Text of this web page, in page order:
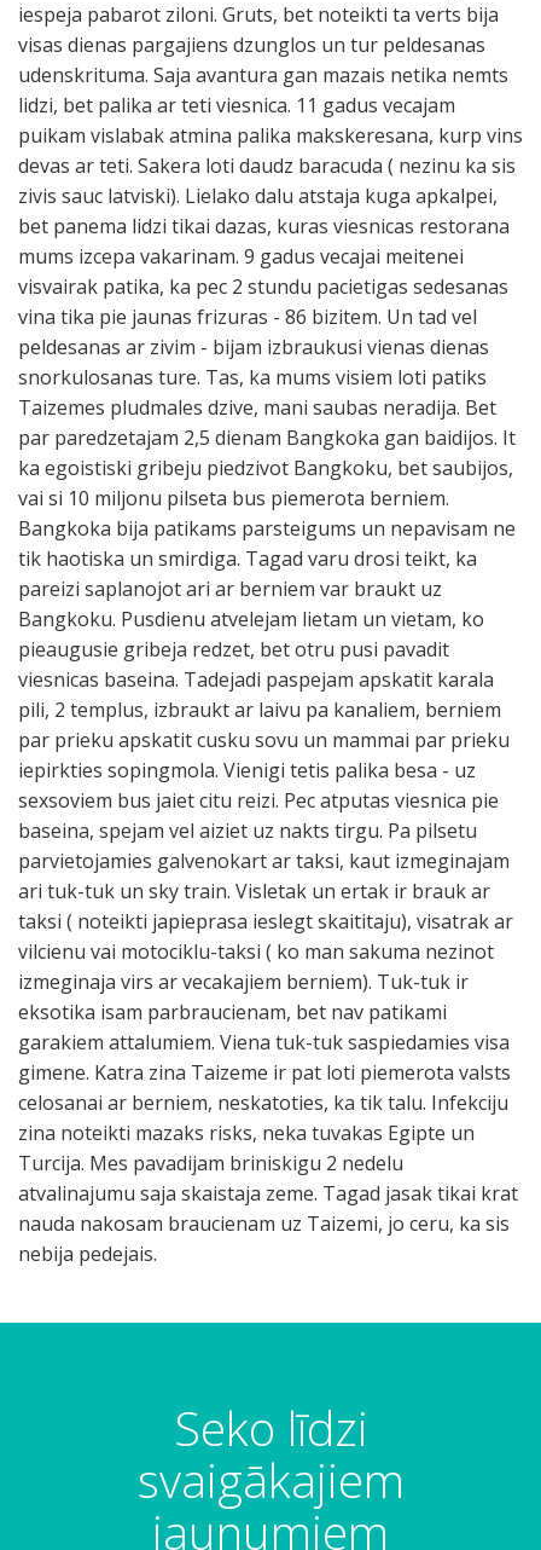
iespeja pabarot ziloni. Gruts, bet noteikti ta verts bija
visas dienas pargajiens dzunglos un tur peldesanas
udenskrituma. Saja avantura gan mazais netika nemts
lidzi, bet palika ar teti viesnica. 11 gadus vecajam
puikam vislabak atmina palika makskeresana, kurp vins
devas ar teti. Sakera loti daudz baracuda ( nezinu ka sis
zivis sauc latviski). Lielako dalu atstaja kuga apkalpei,
bet panema lidzi tikai dazas, kuras viesnicas restorana
mums izcepa vakarinam. 9 gadus vecajai meitenei
visvairak patika, ka pec 2 stundu pacietigas sedesanas
vina tika pie jaunas frizuras - 86 bizitem. Un tad vel
peldesanas ar zivim - bijam izbraukusi vienas dienas
snorkulosanas ture. Tas, ka mums visiem loti patiks
Taizemes pludmales dzive, mani saubas neradija. Bet
par paredzetajam 2,5 dienam Bangkoka gan baidijos. It
ka egoistiski gribeju piedzivot Bangkoku, bet saubijos,
vai si 10 miljonu pilseta bus piemerota berniem.
Bangkoka bija patikams parsteigums un nepavisam ne
tik haotiska un smirdiga. Tagad varu drosi teikt, ka
pareizi saplanojot ari ar berniem var braukt uz
Bangkoku. Pusdienu atvelejam lietam un vietam, ko
pieaugusie gribeja redzet, bet otru pusi pavadit
viesnicas baseina. Tadejadi paspejam apskatit karala
pili, 2 templus, izbraukt ar laivu pa kanaliem, berniem
par prieku apskatit cusku sovu un mammai par prieku
iepirkties sopingmola. Vienigi tetis palika besa - uz
sexsoviem bus jaiet citu reizi. Pec atputas viesnica pie
baseina, spejam vel aiziet uz nakts tirgu. Pa pilsetu
parvietojamies galvenokart ar taksi, kaut izmeginajam
ari tuk-tuk un sky train. Visletak un ertak ir brauk ar
taksi ( noteikti japieprasa ieslegt skaititaju), visatrak ar
vilcienu vai motociklu-taksi ( ko man sakuma nezinot
izmeginaja virs ar vecakajiem berniem). Tuk-tuk ir
eksotika isam parbraucienam, bet nav patikami
garakiem attalumiem. Viena tuk-tuk saspiedamies visa
gimene. Katra zina Taizeme ir pat loti piemerota valsts
celosanai ar berniem, neskatoties, ka tik talu. Infekciju
zina noteikti mazaks risks, neka tuvakas Egipte un
Turcija. Mes pavadijam briniskigu 2 nedelu
atvalinajumu saja skaistaja zeme. Tagad jasak tikai krat
nauda nakosam braucienam uz Taizemi, jo ceru, ka sis
nebija pedejais.
Seko līdzi
svaigākajiem
jaunumiem